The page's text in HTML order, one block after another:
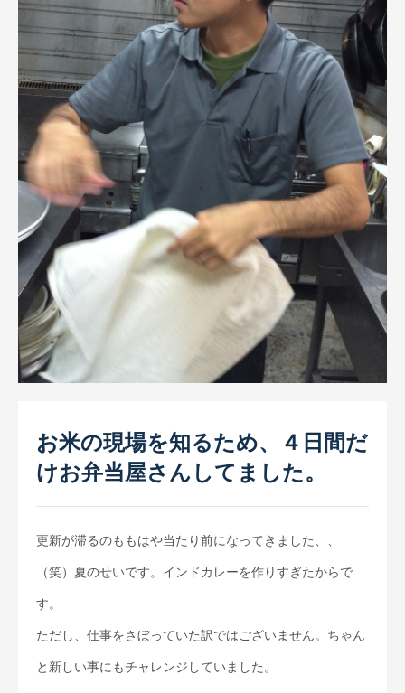
お米マイスターコラム
お取引先インタビュー
CM（TV・ラジオ）
会社情報
代表あいさつ
会社概要
会社沿革
スーパー・小売店様へ
一般のお客様へ
採用情報
プライバシーポリシー
サイトマップ
お米の現場を知るため、４日間だ
けお弁当屋さんしてました。
更新が滞るのももはや当たり前になってきました、、
（笑）夏のせいです。インドカレーを作りすぎたからで
す。
ただし、仕事をさぼっていた訳ではございません。ちゃん
と新しい事にもチャレンジしていました。